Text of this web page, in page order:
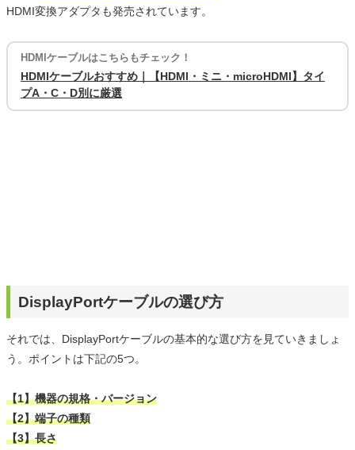
HDMI変換アダプタも発売されています。
HDMIケーブルはこちらもチェック！
HDMIケーブルおすすめ｜【HDMI・ミニ・microHDMI】タイ
プA・C・D別に厳選
DisplayPortケーブルの選び方
それでは、DisplayPortケーブルの基本的な選び方を見ていきましょ
う。ポイントは下記の5つ。
【1】機器の規格・バージョン
【2】端子の種類
【3】長さ